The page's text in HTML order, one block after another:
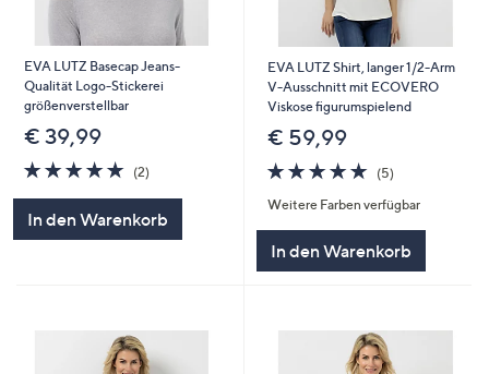
EVA LUTZ Basecap Jeans-
Qualität Logo-Stickerei
größenverstellbar
€ 39,99
5.0
von
(2)
In den Warenkorb
EVA LUTZ Shirt, langer 1/2-Arm
V-Ausschnitt mit ECOVERO
Viskose figurumspielend
€ 59,99
5.0
von
5
(5)
Weitere Farben verfügbar
In den Warenkorb